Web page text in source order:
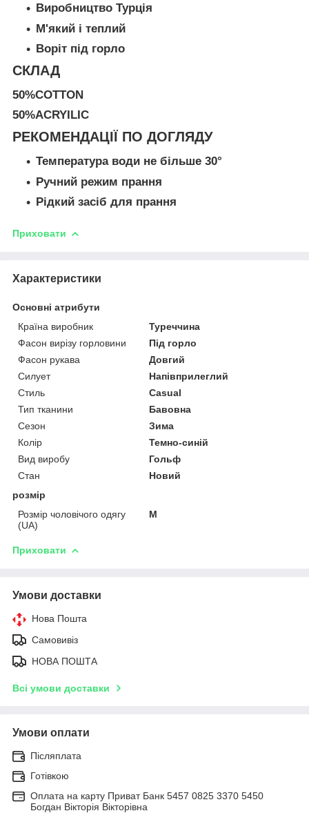
Виробництво Турція
М'який і теплий
Воріт під горло
СКЛАД
50%COTTON
50%ACRYILIC
РЕКОМЕНДАЦІЇ ПО ДОГЛЯДУ
Температура води не більше 30°
Ручний режим прання
Рідкий засіб для прання
Приховати
Характеристики
Основні атрибути
Країна виробник
Туреччина
Фасон вирізу горловини
Під горло
Фасон рукава
Довгий
Силует
Напівприлеглий
Стиль
Casual
Тип тканини
Бавовна
Сезон
Зима
Колір
Темно-синій
Вид виробу
Гольф
Стан
Новий
розмір
Розмір чоловічого одягу
(UA)
M
Приховати
Умови доставки
Нова Пошта
Самовивіз
НОВА ПОШТА
Всі умови доставки
Умови оплати
Післяплата
Готівкою
Оплата на карту Приват Банк 5457 0825 3370 5450
Богдан Вікторія Вікторівна